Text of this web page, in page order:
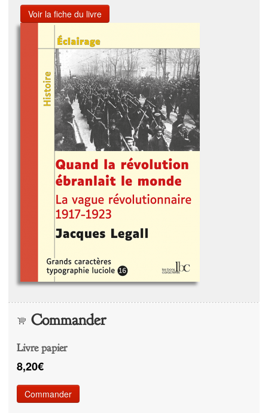
Voir la fiche du livre
Commander
Livre papier
8,20€
Commander